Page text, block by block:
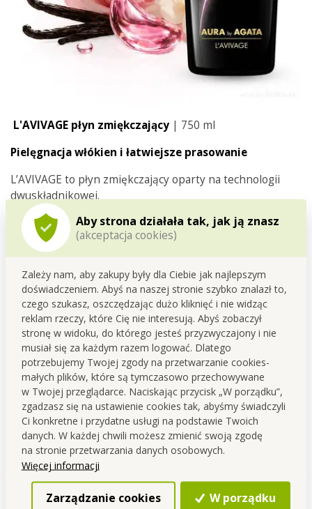
Aby strona działała tak, jak ją znasz
(akceptacja cookies)
Zależy nam, aby zakupy były dla Ciebie jak najlepszym
doświadczeniem. Abyś na naszej stronie szybko znalazł to,
czego szukasz, oszczędzając dużo kliknięć i nie widząc
reklam rzeczy, które Cię nie interesują. Abyś zobaczył
stronę w widoku, do którego jesteś przyzwyczajony i nie
musiał się za każdym razem logować. Dlatego
potrzebujemy Twojej zgody na przetwarzanie cookies-
małych plików, które są tymczasowo przechowywane
w Twojej przeglądarce. Naciskając przycisk „W porządku”,
zgadzasz się na ustawienie cookies tak, abyśmy świadczyli
Ci konkretne i przydatne usługi na podstawie Twoich
danych. W każdej chwili możesz zmienić swoją zgodę
na stronie przetwarzania danych osobowych.
Więcej informacji
Zarządzanie cookies W porządku
L'AVIVAGE płyn zmiękczający | 750 ml
Pielęgnacja włókien i łatwiejsze prasowanie
L’AVIVAGE to płyn zmiękczający oparty na technologii
dwuskładnikowej.
Składnik
antystatyczny pomaga ograniczać ładunek
elektrostatyczny i przyczynia się do wyrównania włókien.
gniecenia podczas prania oraz ułatwia prasowanie. Po
wysuszeniu ubrania wyglądają na gładsze, bardziej
zadbane i są przyjemniejsze w dotyku.
W składzie znajduje się również ekstrakt z Aloe vera.
L’AVIVAGE łączy intensywną kompozycję zapachową z
pielęgnacją włókien – dlatego jest czymś więcej niż
zwykłym zmiękczaczem
Koncentracja i efektywność
750 ml skoncentrowanego płynu do płukania odpowiada
około 4,5 l standardowego produktu.
Wyższa koncentracja oznacza mniejsze dozowanie przy